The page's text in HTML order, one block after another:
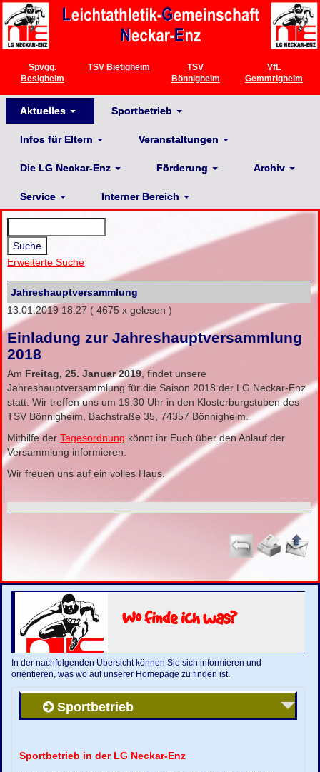
Spvgg.
Besigheim
TSV Bietigheim
TSV
Bönnigheim
VfL
Gemmrigheim
Aktuelles Sportbetrieb
Infos für Eltern Veranstaltungen
Die LG Neckar-Enz Förderung Archiv
Service Interner Bereich
Erweiterte Suche
Jahreshauptversammlung
13.01.2019 18:27 ( 4675 x gelesen )
Einladung zur Jahreshauptversammlung
2018
Am Freitag, 25. Januar 2019, findet unsere
Jahreshauptversammlung für die Saison 2018 der LG Neckar-Enz
statt. Wir treffen uns um 19.30 Uhr in den Klosterburgstuben des
TSV Bönnigheim, Bachstraße 35, 74357 Bönnigheim.
Mithilfe derTagesordnung könnt ihr Euch über den Ablauf der
Versammlung informieren.
Wir freuen uns auf ein volles Haus.
Wo finde ich was?
In der nachfolgenden Übersicht können Sie sich informieren und
orientieren, was wo auf unserer Homepage zu finden ist.
Sportbetrieb
Sportbetrieb in der LG Neckar-Enz